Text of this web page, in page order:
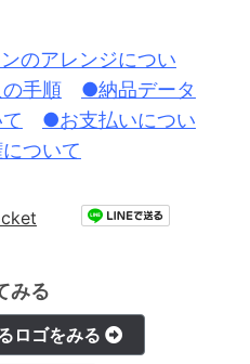
のアレンジについ
手順
●納品データ
●お支払いについ
ついて
みる
ロゴをみる